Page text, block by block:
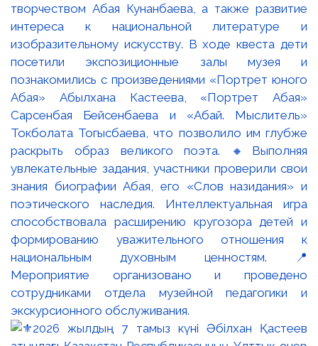
творчеством Абая Кунанбаева, а также развитие
интереса к национальной литературе и
изобразительному искусству. В ходе квеста дети
посетили экспозиционные залы музея и
познакомились с произведениями «Портрет юного
Абая» Абылхана Кастеева, «Портрет Абая»
Сарсенбая Бейсенбаева и «Абай. Мыслитель»
Токболата Тогысбаева, что позволило им глубже
раскрыть образ великого поэта. 🔸Выполняя
увлекательные задания, участники проверили свои
знания биографии Абая, его «Слов назидания» и
поэтического наследия. Интеллектуальная игра
способствовала расширению кругозора детей и
формированию уважительного отношения к
национальным духовным ценностям. 📍
Мероприятие организовано и проведено
сотрудниками отдела музейной педагогики и
экскурсионного обслуживания.